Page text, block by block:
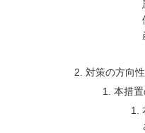
対策の方向性
本措